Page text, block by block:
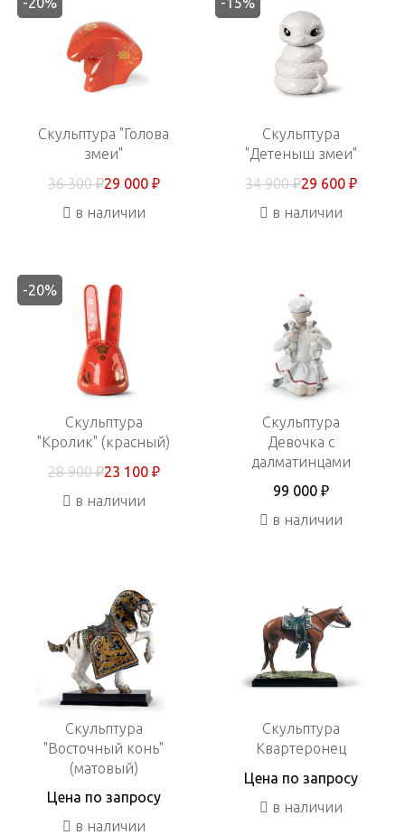
Скульптура "Голова
змеи"
36 300 ₽29 000 ₽
в наличии
Скульптура
"Детеныш змеи"
34 900 ₽29 600 ₽
в наличии
-20%
Скульптура
"Кролик" (красный)
28 900 ₽23 100 ₽
в наличии
Скульптура
Девочка с
далматинцами
99 000 ₽
в наличии
Скульптура
"Восточный конь"
(матовый)
Цена по запросу
в наличии
Скульптура
Квартеронец
Цена по запросу
в наличии